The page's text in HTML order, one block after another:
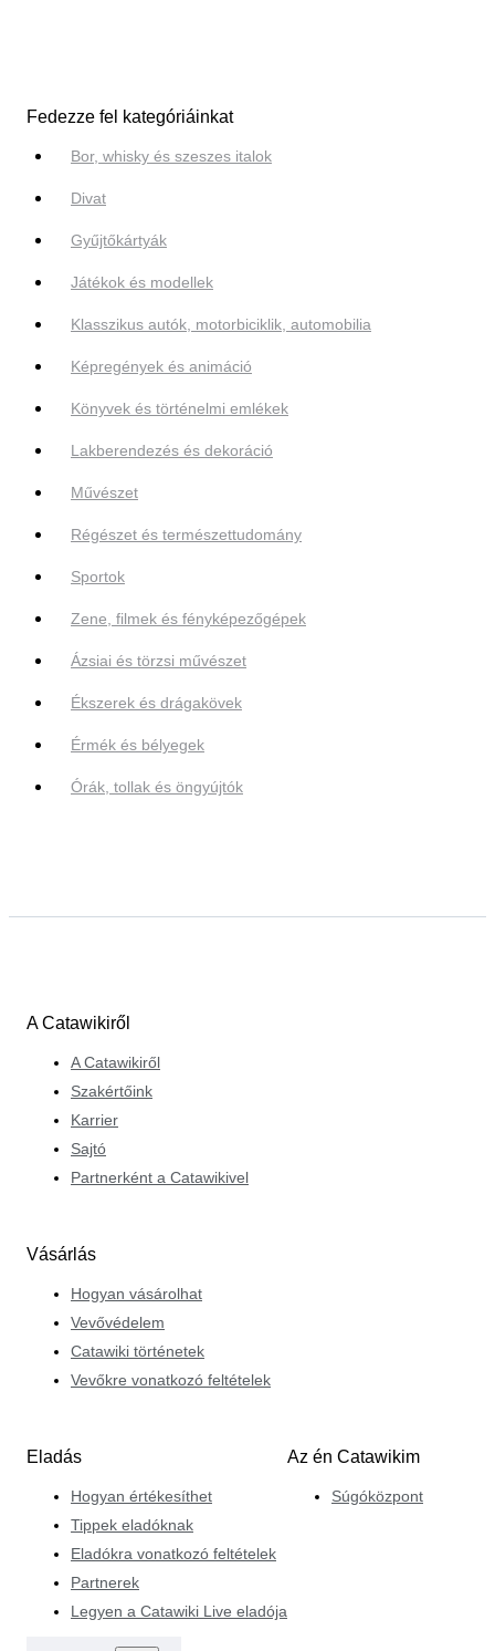
Fedezze fel kategóriáinkat
Bor, whisky és szeszes italok
Divat
Gyűjtőkártyák
Játékok és modellek
Klasszikus autók, motorbiciklik, automobilia
Képregények és animáció
Könyvek és történelmi emlékek
Lakberendezés és dekoráció
Művészet
Régészet és természettudomány
Sportok
Zene, filmek és fényképezőgépek
Ázsiai és törzsi művészet
Ékszerek és drágakövek
Érmék és bélyegek
Órák, tollak és öngyújtók
A Catawikiről
A Catawikiről
Szakértőink
Karrier
Sajtó
Partnerként a Catawikivel
Vásárlás
Hogyan vásárolhat
Vevővédelem
Catawiki történetek
Vevőkre vonatkozó feltételek
Eladás
Hogyan értékesíthet
Tippek eladóknak
Eladókra vonatkozó feltételek
Partnerek
Legyen a Catawiki Live eladója
Az én Catawikim
Súgóközpont